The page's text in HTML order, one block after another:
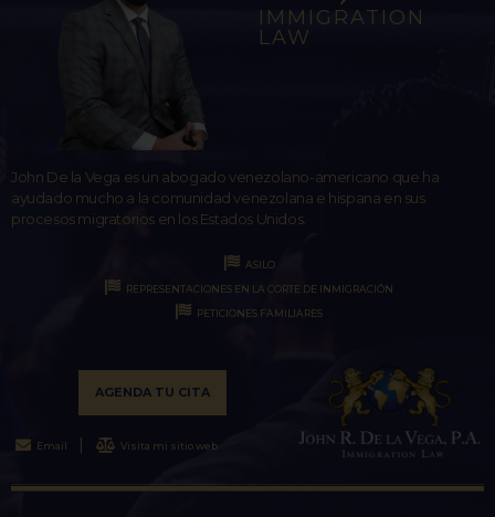
IMMIGRATION
LAW
John De la Vega es un abogado venezolano-americano que ha
ayudado mucho a la comunidad venezolana e hispana en sus
procesos migratorios en los Estados Unidos.
ASILO
REPRESENTACIONES EN LA CORTE DE INMIGRACIÓN
PETICIONES FAMILIARES
AGENDA TU CITA
Email Visita mi sitio web